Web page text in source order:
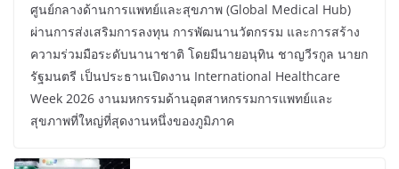
ศูนย์กลางด้านการแพทย์และสุขภาพ (Global Medical Hub)
ผ่านการส่งเสริมการลงทุน การพัฒนานวัตกรรม และการสร้าง
ความร่วมมือระดับนานาชาติ โดยมีนายอนุทิน ชาญวีรกูล นายก
รัฐมนตรี เป็นประธานเปิดงาน International Healthcare
Week 2026 งานมหกรรมด้านอุตสาหกรรมการแพทย์และ
สุขภาพที่ใหญ่ที่สุดงานหนึ่งของภูมิภาค